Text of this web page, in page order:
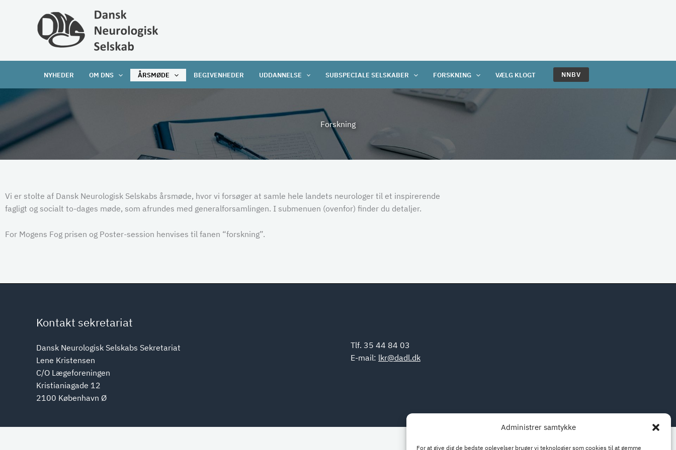
Administrer samtykke
For at give dig de bedste oplevelser bruger vi teknologier som cookies til at gemme
NYHEDER OM DNS ÅRSMØDE BEGIVENHEDER UDDANNELSE SUBSPECIALE SELSKABER FORSKNING VÆLG KLOGT NNBV
Forskning
Vi er stolte af Dansk Neurologisk Selskabs årsmøde, hvor vi forsøger at samle hele landets neurologer til et inspirerende
fagligt og socialt to-dages møde, som afrundes med generalforsamlingen. I submenuen (ovenfor) finder du detaljer.
For Mogens Fog prisen og Poster-session henvises til fanen “forskning”.
Kontakt sekretariat
Dansk Neurologisk Selskabs Sekretariat
Lene Kristensen
C/O Lægeforeningen
Kristianiagade 12
2100 København Ø
Tlf. 35 44 84 03
E-mail: lkr@dadl.dk